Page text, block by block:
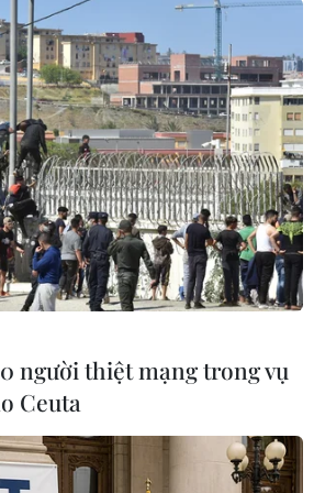
#Mogadisu
#Giao tranh
Thọ Anh Burundi
Mali
MỤC
miền Tây Libya,
ngục
người thiệt mạng trong vụ
Ceuta